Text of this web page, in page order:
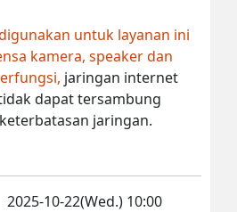
untuk layanan ini
kamera, speaker dan
jaringan internet
dapat tersambung
jaringan.
2025-10-22(Wed.) 10:00